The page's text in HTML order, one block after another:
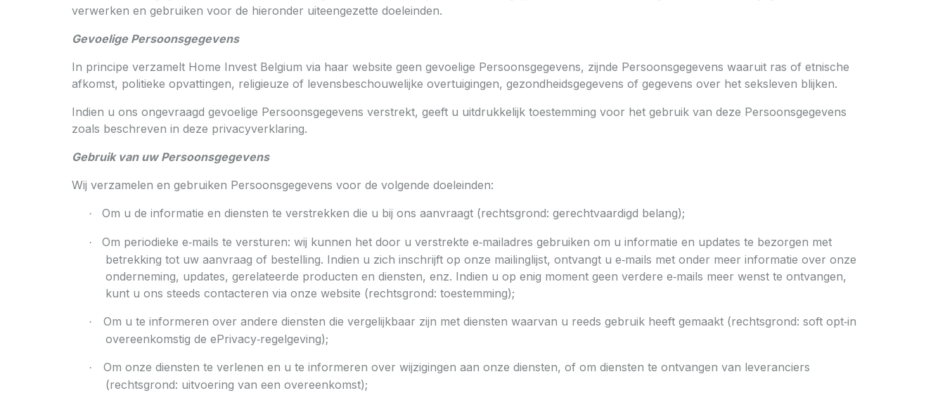
verwerken en gebruiken voor de hieronder uiteengezette doeleinden.
Gevoelige Persoonsgegevens
In principe verzamelt Home Invest Belgium via haar website geen gevoelige Persoonsgegevens, zijnde Persoonsgegevens waaruit ras of etnische
afkomst, politieke opvattingen, religieuze of levensbeschouwelijke overtuigingen, gezondheidsgegevens of gegevens over het seksleven blijken.
Indien u ons ongevraagd gevoelige Persoonsgegevens verstrekt, geeft u uitdrukkelijk toestemming voor het gebruik van deze Persoonsgegevens
zoals beschreven in deze privacyverklaring.
Gebruik van uw Persoonsgegevens
Wij verzamelen en gebruiken Persoonsgegevens voor de volgende doeleinden:
· Om u de informatie en diensten te verstrekken die u bij ons aanvraagt (rechtsgrond: gerechtvaardigd belang);
·
Om periodieke e‑mails te versturen: wij kunnen het door u verstrekte e‑mailadres gebruiken om u informatie en updates te bezorgen met
betrekking tot uw aanvraag of bestelling. Indien u zich inschrijft op onze mailinglijst, ontvangt u e‑mails met onder meer informatie over onze
onderneming, updates, gerelateerde producten en diensten, enz. Indien u op enig moment geen verdere e‑mails meer wenst te ontvangen,
kunt u ons steeds contacteren via onze website (rechtsgrond: toestemming);
·
Om u te informeren over andere diensten die vergelijkbaar zijn met diensten waarvan u reeds gebruik heeft gemaakt (rechtsgrond: soft opt‑in
overeenkomstig de ePrivacy‑regelgeving);
·
Om onze diensten te verlenen en u te informeren over wijzigingen aan onze diensten, of om diensten te ontvangen van leveranciers
(rechtsgrond: uitvoering van een overeenkomst);